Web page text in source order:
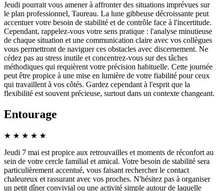
Jeudi pourrait vous amener à affronter des situations imprévues sur
le plan professionnel, Taureau. La lune gibbeuse décroissante peut
accentuer votre besoin de stabilité et de contrôle face à l'incertitude.
Cependant, rappelez-vous votre sens pratique : l'analyse minutieuse
de chaque situation et une communication claire avec vos collègues
vous permettront de naviguer ces obstacles avec discernement. Ne
cédez pas au stress inutile et concentrez-vous sur des tâches
méthodiques qui requièrent votre précision habituelle. Cette journée
peut être propice à une mise en lumière de votre fiabilité pour ceux
qui travaillent à vos côtés. Gardez cependant à l'esprit que la
flexibilité est souvent précieuse, surtout dans un contexte changeant.
Entourage
★ ★ ★ ★ ★
Jeudi 7 mai est propice aux retrouvailles et moments de réconfort au
sein de votre cercle familial et amical. Votre besoin de stabilité sera
particulièrement accentué, vous faisant rechercher le contact
chaleureux et rassurant avec vos proches. N'hésitez pas à organiser
un petit dîner convivial ou une activité simple autour de laquelle